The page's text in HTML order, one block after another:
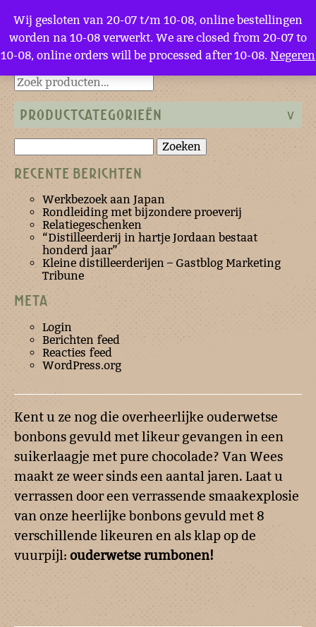
Likeurbonbons
Terug naar de homepage
PRODUCTCATEGORIEËN
Zoeken
naar:
RECENTE BERICHTEN
Werkbezoek aan Japan
Rondleiding met bijzondere proeverij
Relatiegeschenken
“Distilleerderij in hartje Jordaan bestaat
honderd jaar”
Kleine distilleerderijen – Gastblog Marketing
Tribune
META
Login
Berichten feed
Reacties feed
WordPress.org
Kent u ze nog die overheerlijke ouderwetse
bonbons gevuld met likeur gevangen in een
suikerlaagje met pure chocolade? Van Wees
maakt ze weer sinds een aantal jaren. Laat u
verrassen door een verrassende smaakexplosie
van onze heerlijke bonbons gevuld met 8
verschillende likeuren en als klap op de
vuurpijl: ouderwetse rumbonen!
Wij gesloten van 20-07 t/m 10-08, online bestellingen
worden na 10-08 verwerkt. We are closed from 20-07 to
10-08, online orders will be processed after 10-08. Negeren